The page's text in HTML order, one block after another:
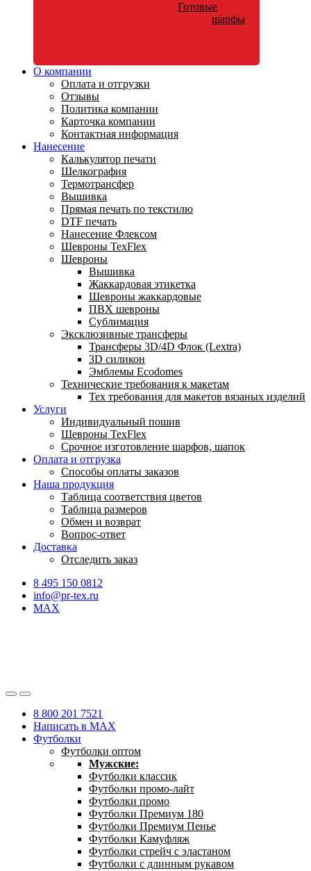
Готовые
шарфы
О компании
Оплата и отгрузки
Отзывы
Политика компании
Карточка компании
Контактная информация
Нанесение
Калькулятор печати
Шелкография
Термотрансфер
Вышивка
Прямая печать по текстилю
DTF печать
Нанесение Флексом
Шевроны TexFlex
Шевроны
Вышивка
Жаккардовая этикетка
Шевроны жаккардовые
ПВХ шевроны
Сублимация
Эксклюзивные трансферы
Трансферы 3D/4D Флок (Lextra)
3D силикон
Эмблемы Ecodomes
Технические требования к макетам
Тех требования для макетов вязаных изделий
Услуги
Индивидуальный пошив
Шевроны TexFlex
Срочное изготовление шарфов, шапок
Оплата и отгрузка
Способы оплаты заказов
Наша продукция
Таблица соответствия цветов
Таблица размеров
Обмен и возврат
Вопрос-ответ
Доставка
Отследить заказ
8 495 150 0812
info@pr-tex.ru
MAX
8 800 201 7521
Написать в MAX
Футболки
Футболки оптом
Мужские:
Футболки классик
Футболки промо-лайт
Футболки промо
Футболки Премиум 180
Футболки Премиум Пенье
Футболки Камуфляж
Футболки стрейч с эластаном
Футболки с длинным рукавом